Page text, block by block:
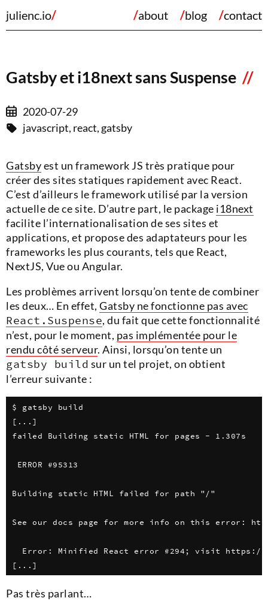
julienc.io about blog contact
Gatsby et i18next sans Suspense
2020-07-29
javascript, react, gatsby
Gatsbyest un framework JS très pratique pour
créer des sites statiques rapidement avec React.
C’est d’ailleurs le framework utilisé par la version
actuelle de ce site. D’autre part, le package i18next
facilite l’internationalisation de ses sites et
applications, et propose des adaptateurs pour les
frameworks les plus courants, tels que React,
NextJS, Vue ou Angular.
Les problèmes arrivent lorsqu’on tente de combiner
les deux… En effet, Gatsby ne fonctionne pas avec
React.Suspense, du fait que cette fonctionnalité
n’est, pour le moment, pas implémentée pour le
rendu côté serveur. Ainsi, lorsqu’on tente un
gatsby build sur un tel projet, on obtient
l’erreur suivante :
$ gatsby build
[...]
failed Building static HTML for pages - 1.307s
ERROR #95313
Building static HTML failed for path "/"
See our docs page for more info on this error:
Error: Minified React error #294; visit
[...]
Pas très parlant…